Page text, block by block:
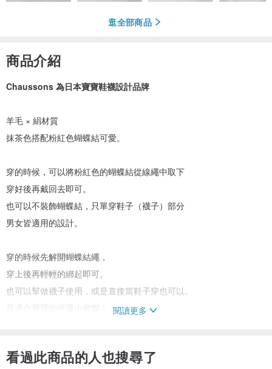
逛全部商品
商品介紹
Chaussons 為日本寶寶鞋襪設計品牌
羊毛 × 絹材質
抹茶色搭配粉紅色蝴蝶結可愛。
穿的時候，可以將粉紅色的蝴蝶結從線繩中取下
穿好後再戴回去即可。
也可以不裝飾蝴蝶結，只單穿鞋子（襪子）部分
男女皆適用的設計。
穿的時候先解開蝴蝶結繩，
穿上後再輕輕的綁起即可。
也可以幫做襪子使用，或是直接當鞋子穿也可以。
最適合寶寶的可愛小腳腳！
出生後 6 個月後適用
閱讀更多
看過此商品的人也搜尋了